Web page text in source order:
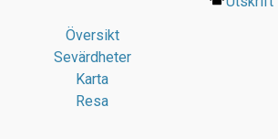
Översikt
Sevärdheter
Karta
Resa